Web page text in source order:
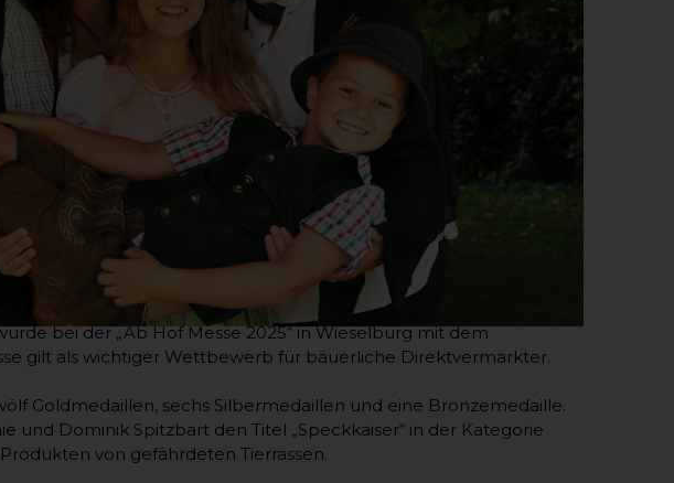
bei der „Ab Hof Messe 2025“ in Wieselburg mit dem
gilt als wichtiger Wettbewerb für bäuerliche Direktvermarkter.
Goldmedaillen, sechs Silbermedaillen und eine Bronzemedaille.
und Dominik Spitzbart den Titel „Speckkaiser“ in der Kategorie
von gefährdeten Tierrassen.